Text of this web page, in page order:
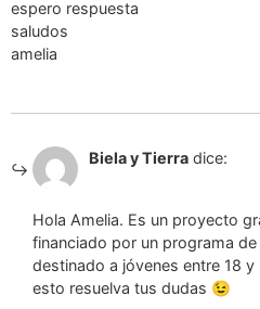
espero respuesta
saludos
amelia
Biela y Tierra dice:
Hola Amelia. Es un proyecto
financiado por un programa
destinado a jóvenes entre 18
esto resuelva tus dudas 😉